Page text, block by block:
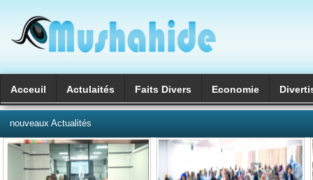
Acceuil Actulaités Faits Divers Economie
nouveaux Actualités